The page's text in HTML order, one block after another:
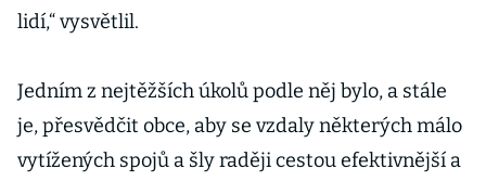
lidí,“ vysvětlil.
Jedním z nejtěžších úkolů podle něj bylo, a stále
je, přesvědčit obce, aby se vzdaly některých málo
vytížených spojů a šly raději cestou efektivnější a